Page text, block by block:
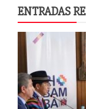
ENTRADAS